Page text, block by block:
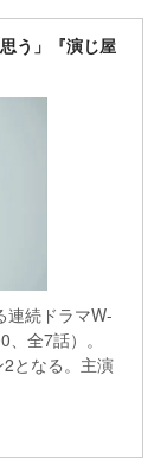
う」『演じ屋
連続ドラマW-
全7話）。
となる。主演